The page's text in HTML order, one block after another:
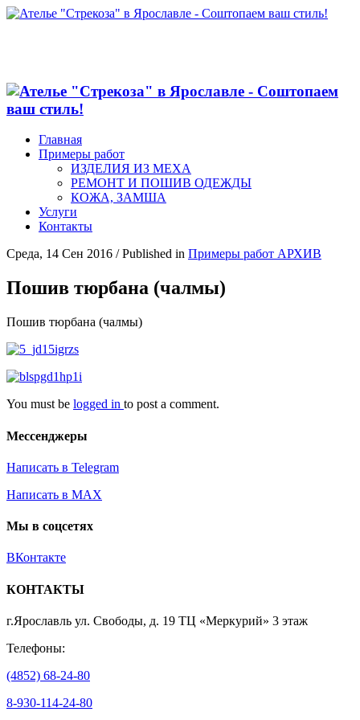
Главная
Примеры работ
ИЗДЕЛИЯ ИЗ МЕХА
РЕМОНТ И ПОШИВ ОДЕЖДЫ
КОЖА, ЗАМША
Услуги
Контакты
Среда, 14 Сен 2016 /Published in Примеры работ АРХИВ
Пошив тюрбана (чалмы)
Пошив тюрбана (чалмы)
You must be logged in to post a comment.
Мессенджеры
Написать в Telegram
Написать в MAX
Мы в соцсетях
ВКонтакте
КОНТАКТЫ
г.Ярославль ул. Свободы, д. 19 ТЦ «Меркурий» 3 этаж
Телефоны:
(4852) 68-24-80
8-930-114-24-80